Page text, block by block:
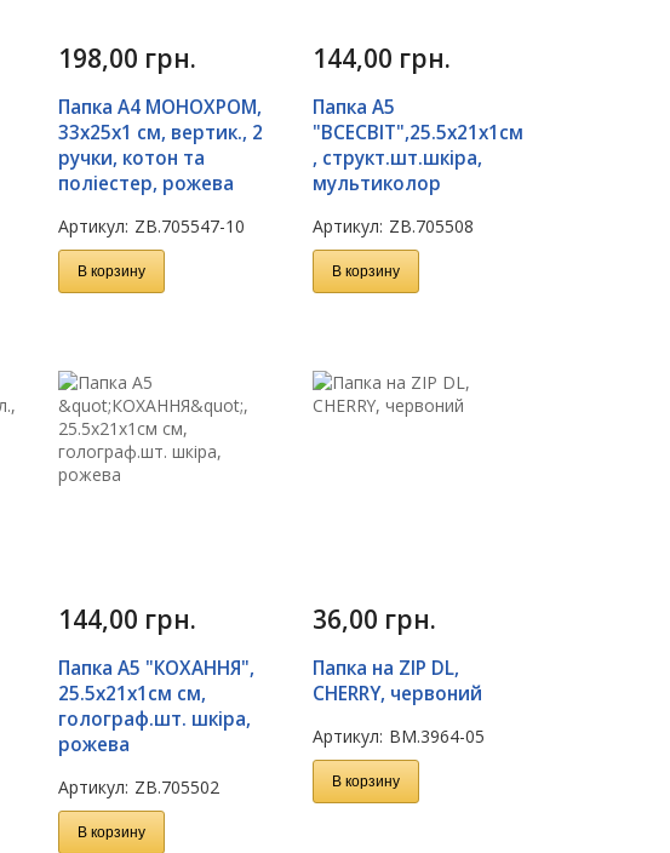
198,00 грн.
Папка А4 МОНОХРОМ,
33x25x1 см, вертик., 2
ручки, котон та
поліестер, рожева
Артикул: ZB.705547-10
В корзину
144,00 грн.
Папка А5
"ВСЕСВІТ",25.5х21х1см
, структ.шт.шкіра,
мультиколор
Артикул: ZB.705508
В корзину
144,00 грн.
Папка А5 "КОХАННЯ",
25.5х21х1см см,
голограф.шт. шкіра,
рожева
Артикул: ZB.705502
В корзину
36,00 грн.
Папка на ZIP DL,
CHERRY, червоний
Артикул: BM.3964-05
В корзину